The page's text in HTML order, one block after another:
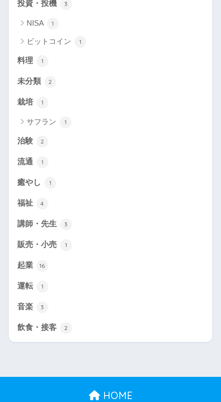
投資・投機 3
NISA 1
ビットコイン 1
料理 1
未分類 2
栽培 1
サフラン 1
治験 2
流通 1
癒やし 1
福祉 4
講師・先生 3
販売・小売 1
起業 16
運転 1
音楽 3
飲食・接客 2
HOME